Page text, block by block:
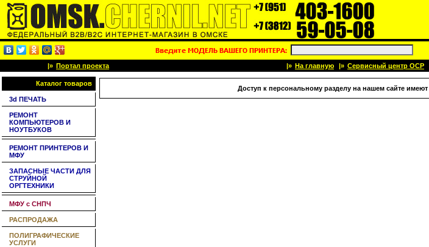
|» Портал проекта |» На главную |» Сервисный центр OCP
Каталог товаров
3d ПЕЧАТЬ
РЕМОНТ
КОМПЬЮТЕРОВ И
НОУТБУКОВ
РЕМОНТ ПРИНТЕРОВ И
МФУ
ЗАПАСНЫЕ ЧАСТИ ДЛЯ
СТРУЙНОЙ
ОРГТЕХНИКИ
МФУ с СНПЧ
РАСПРОДАЖА
ПОЛИГРАФИЧЕСКИЕ
УСЛУГИ
Доступ к персональному разделу на нашем сайте